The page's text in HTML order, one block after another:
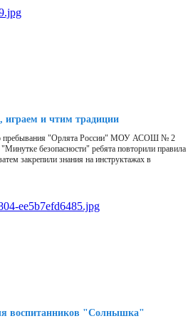
и чтим традиции
пребывания "Орлята России" МОУ АСОШ № 2
безопасности" ребята повторили правила
закрепили знания на инструктажах в
воспитанников "Солнышка"